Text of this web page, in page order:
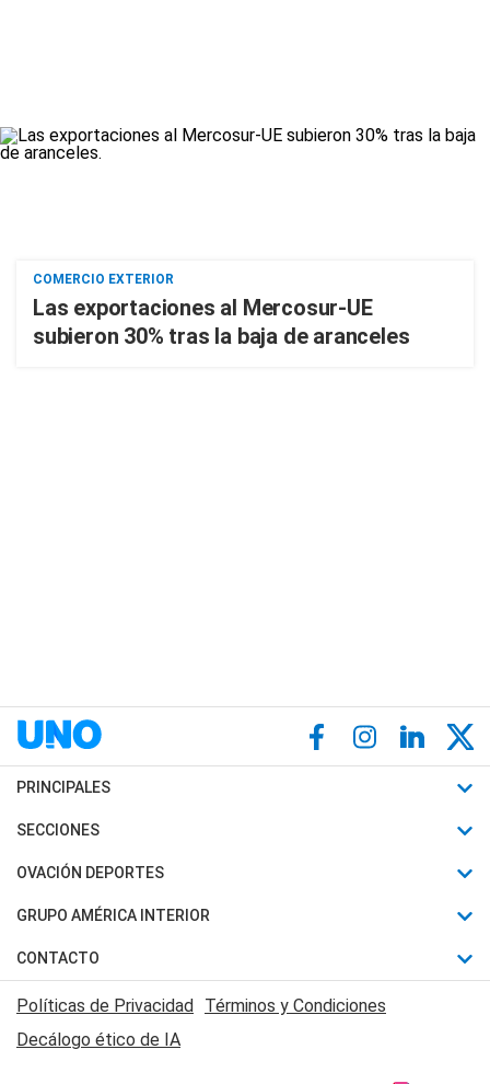
COMERCIO EXTERIOR
Las exportaciones al Mercosur-UE
subieron 30% tras la baja de aranceles
PRINCIPALES
Últimas Noticias
Política
Judiciales
Economia
SECCIONES
Horóscopo
Motores
Trucos caseros
Series y Películas
Edictos y Solicitadas
OVACIÓN DEPORTES
Fútbol
Mundial
Automovilismo
Rugby
GRUPO AMÉRICA INTERIOR
Canal 7 en Vivo
CONTACTO
Acerca de Nosotros
Contactanos
Políticas de Privacidad
Términos y Condiciones
Decálogo ético de IA